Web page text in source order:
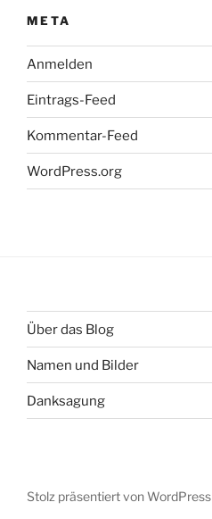
META
Anmelden
Eintrags-Feed
Kommentar-Feed
WordPress.org
Über das Blog
Namen und Bilder
Danksagung
Stolz präsentiert von WordPress